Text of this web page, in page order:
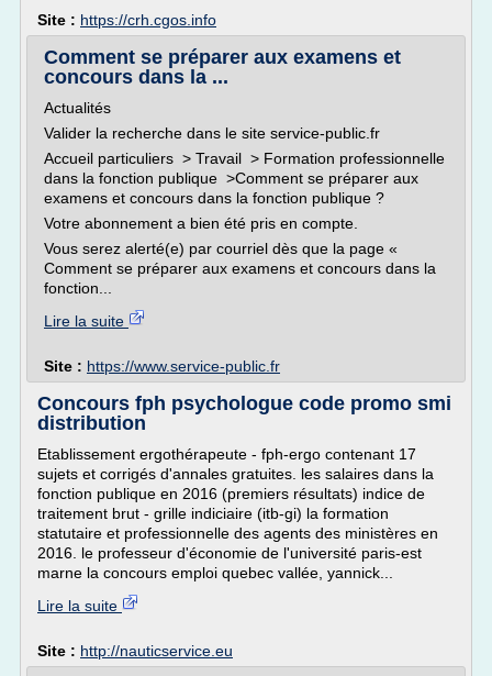
Site : https://crh.cgos.info
Comment se préparer aux examens et
concours dans la ...
Actualités
Valider la recherche dans le site service-public.fr
Accueil particuliers > Travail > Formation professionnelle
dans la fonction publique >Comment se préparer aux
examens et concours dans la fonction publique ?
Votre abonnement a bien été pris en compte.
Vous serez alerté(e) par courriel dès que la page «
Comment se préparer aux examens et concours dans la
fonction...
Lire la suite
Site : https://www.service-public.fr
Concours fph psychologue code promo smi
distribution
Etablissement ergothérapeute - fph-ergo contenant 17
sujets et corrigés d'annales gratuites. les salaires dans la
fonction publique en 2016 (premiers résultats) indice de
traitement brut - grille indiciaire (itb-gi) la formation
statutaire et professionnelle des agents des ministères en
2016. le professeur d'économie de l'université paris-est
marne la concours emploi quebec vallée, yannick...
Lire la suite
Site : http://nauticservice.eu